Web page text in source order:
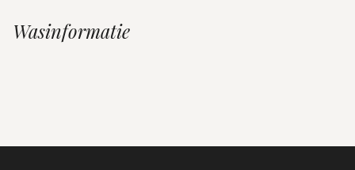
Wasinformatie